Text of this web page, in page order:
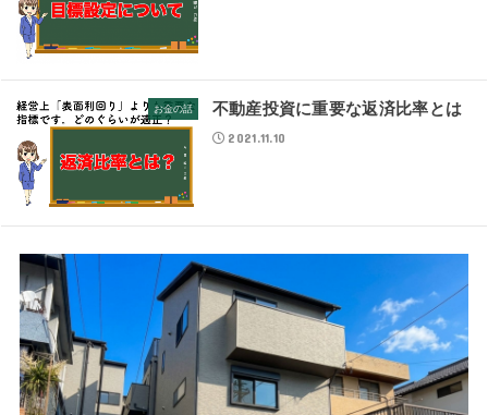
お金の話 不動産投資に重要な返済比率とは
2021.11.10